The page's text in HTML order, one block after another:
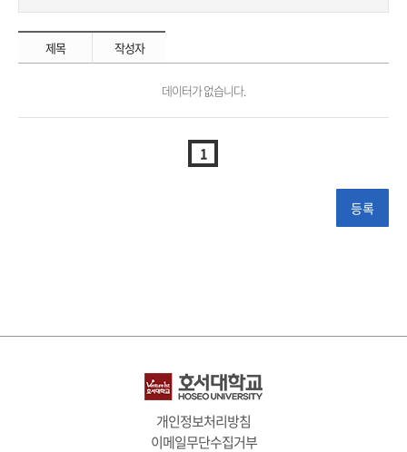
제목 작성자
데이터가 없습니다.
1
개인정보처리방침
이메일무단수집거부